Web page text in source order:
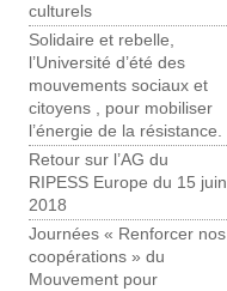
culturels
Solidaire et rebelle,
l’Université d’été des
mouvements sociaux et
citoyens , pour mobiliser
l’énergie de la résistance.
Retour sur l’AG du
RIPESS Europe du 15 juin
2018
Journées « Renforcer nos
coopérations » du
Mouvement pour